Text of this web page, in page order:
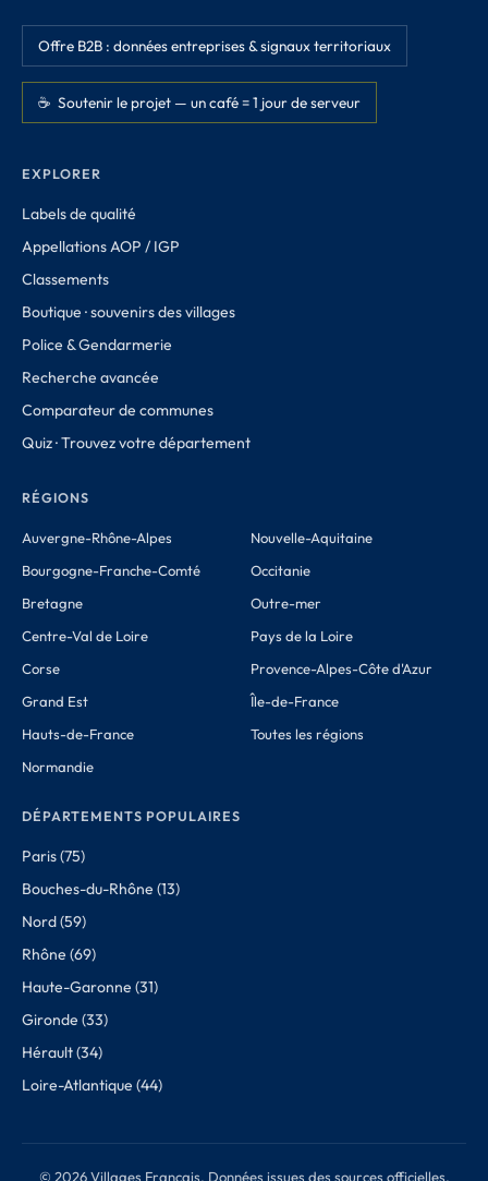
Offre B2B : données entreprises & signaux territoriaux
☕ Soutenir le projet — un café = 1 jour de serveur
EXPLORER
Labels de qualité
Appellations AOP / IGP
Classements
Boutique · souvenirs des villages
Police & Gendarmerie
Recherche avancée
Comparateur de communes
Quiz · Trouvez votre département
RÉGIONS
Auvergne-Rhône-Alpes
Bourgogne-Franche-Comté
Bretagne
Centre-Val de Loire
Corse
Grand Est
Hauts-de-France
Normandie
Nouvelle-Aquitaine
Occitanie
Outre-mer
Pays de la Loire
Provence-Alpes-Côte d'Azur
Île-de-France
Toutes les régions
DÉPARTEMENTS POPULAIRES
Paris (75)
Bouches-du-Rhône (13)
Nord (59)
Rhône (69)
Haute-Garonne (31)
Gironde (33)
Hérault (34)
Loire-Atlantique (44)
© 2026 Villages Français. Données issues des sources officielles.